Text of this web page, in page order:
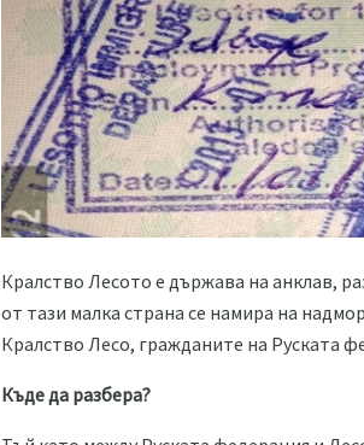
Кралство Лесото е държава на анклав,
от тази малка страна се намира на
Кралство Лесо, гражданите на Руската
Къде да разбера?